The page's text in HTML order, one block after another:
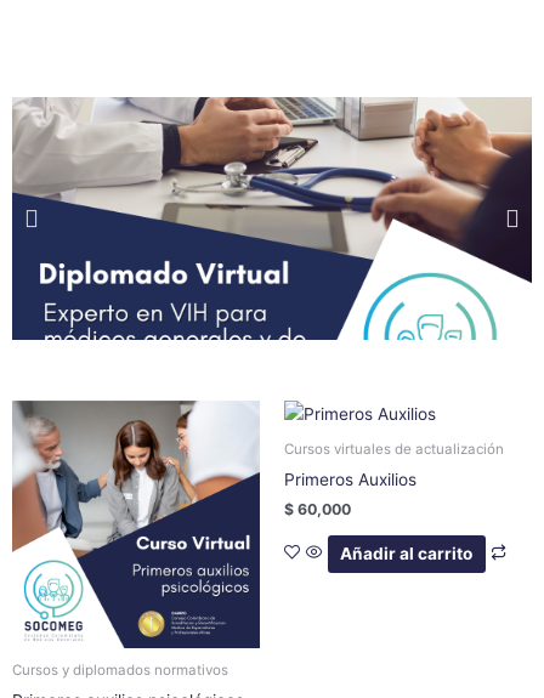
Cursos y diplomados normativos
Cursos virtuales de actualización
Primeros Auxilios
$ 60,000
Añadir al carrito